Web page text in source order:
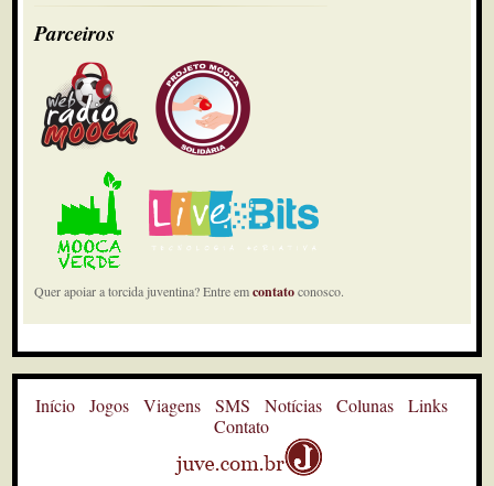
Parceiros
Quer apoiar a torcida juventina? Entre emcontatoconosco.
Início Jogos Viagens SMS Notícias Colunas
Links
Contato